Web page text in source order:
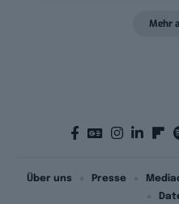
Mehr
Über uns Presse